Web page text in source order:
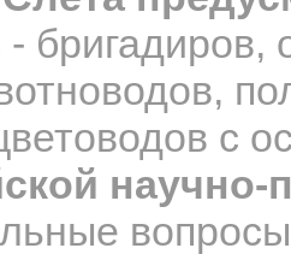
- бригадиров,
с